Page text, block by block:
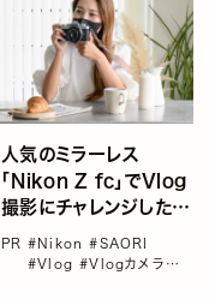
人気のミラーレス
「Nikon Z fc」でVlog
撮影にチャレンジした８
名のリアルボイス
PR #Nikon#SAORI
#Vlog#Vlogカメラ